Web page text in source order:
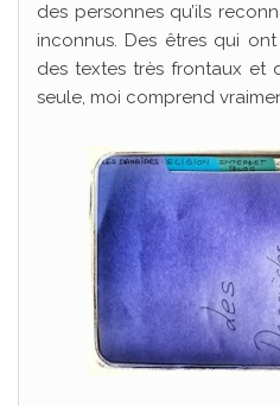
des personnes qu’ils
inconnus. Des êtres qui
des textes très frontaux et
seule, moi comprend